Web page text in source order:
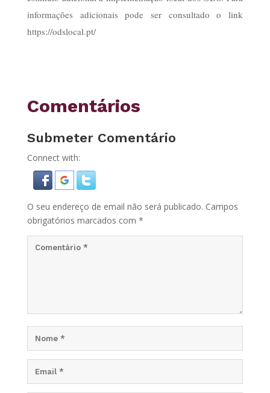
informações adicionais pode ser consultado o link
https://odslocal.pt/
Comentários
Submeter Comentário
Connect with:
O seu endereço de email não será publicado. Campos
obrigatórios marcados com *